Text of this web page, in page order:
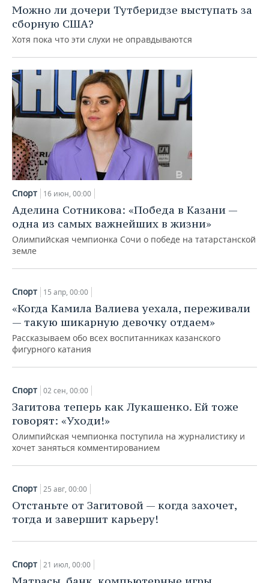
ФИГУРНОЕ КАТАНИЕ
ВОДНЫЕ ВИДЫ СПОРТА
ХОККЕЙ С МЯЧОМ
МЕДИЦИНА
ПРОИСШЕСТВИЯ
Можно ли дочери Тутберидзе выступать за
сборную США?
Хотя пока что эти слухи не оправдываются
Спорт 16 июн, 00:00
Аделина Сотникова: «Победа в Казани —
одна из самых важнейших в жизни»
Олимпийская чемпионка Сочи о победе на татарстанской
земле
Спорт 15 апр, 00:00
«Когда Камила Валиева уехала, переживали
— такую шикарную девочку отдаем»
Рассказываем обо всех воспитанниках казанского
фигурного катания
Спорт 02 сен, 00:00
Загитова теперь как Лукашенко. Ей тоже
говорят: «Уходи!»
Олимпийская чемпионка поступила на журналистику и
хочет заняться комментированием
Спорт 25 авг, 00:00
Отстаньте от Загитовой — когда захочет,
тогда и завершит карьеру!
Спорт 21 июл, 00:00